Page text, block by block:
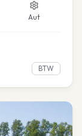
Aut
BTW